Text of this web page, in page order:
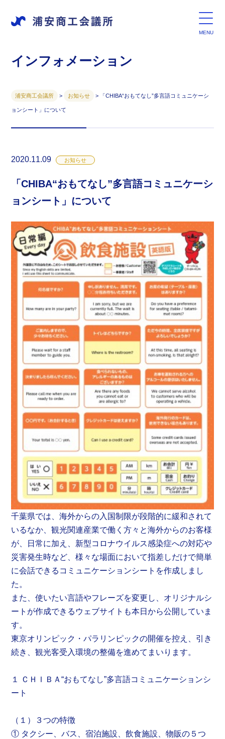
インフォメーション
浦安商工会議所 > お知らせ > 「CHIBA“おもてなし”多言語コミュニケーシ
ョンシート」について
2020.11.09 お知らせ
「CHIBA“おもてなし”多言語コミュニケーシ
ョンシート」について
千葉県では、海外からの入国制限が段階的に緩和されて
いるなか、観光関連産業で働く方々と海外からのお客様
が、日常に加え、新型コロナウイルス感染症への対応や
災害発生時など、様々な場面において指差しだけで簡単
に会話できるコミュニケーションシートを作成しまし
た。
また、使いたい言語やフレーズを変更し、オリジナルシ
ートが作成できるウェブサイトも本日から公開していま
す。
東京オリンピック・パラリンピックの開催を控え、引き
続き、観光客受入環境の整備を進めてまいります。
１ ＣＨＩＢＡ“おもてなし”多言語コミュニケーションシ
ート
（１）３つの特徴
① タクシー、バス、宿泊施設、飲食施設、物販の５つ